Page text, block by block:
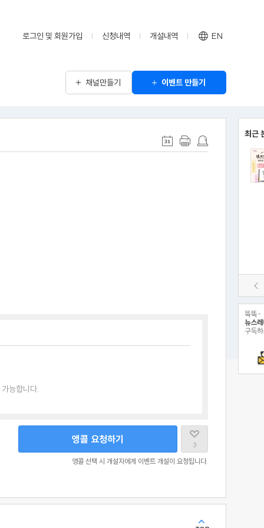
로그인 및 회원가입 신청내역 개설내역 EN
채널만들기 이벤트 만들기
최근
능합니다.
3
앵콜 요청하기
앵콜 선택 시 개설자에게 이벤트 개설이 요청됩니다.